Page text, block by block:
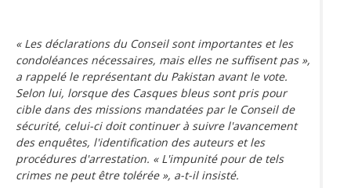
« Les déclarations du Conseil sont importantes et les
condoléances nécessaires, mais elles ne suffisent pas »,
a rappelé le représentant du Pakistan avant le vote.
Selon lui, lorsque des Casques bleus sont pris pour
cible dans des missions mandatées par le Conseil de
sécurité, celui-ci doit continuer à suivre l'avancement
des enquêtes, l'identification des auteurs et les
procédures d'arrestation. « L'impunité pour de tels
crimes ne peut être tolérée », a-t-il insisté.